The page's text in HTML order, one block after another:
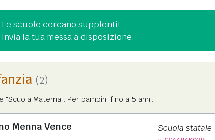
Le scuole cercano supplenti!
Invia la tua messa a disposizione.
(2)
"Scuola Materna". Per bambini fino a 5 anni.
Menna Vence
Scuola statale